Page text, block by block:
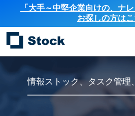
「大手～中堅企業向けの、ナ
お探しの方は
情報ストック、タスク管理